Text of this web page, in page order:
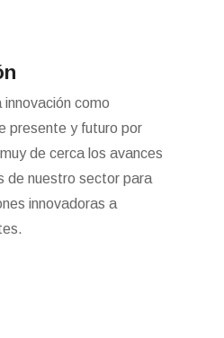
innovación como
presente y futuro por
de cerca los avances
de nuestro sector para
innovadoras a